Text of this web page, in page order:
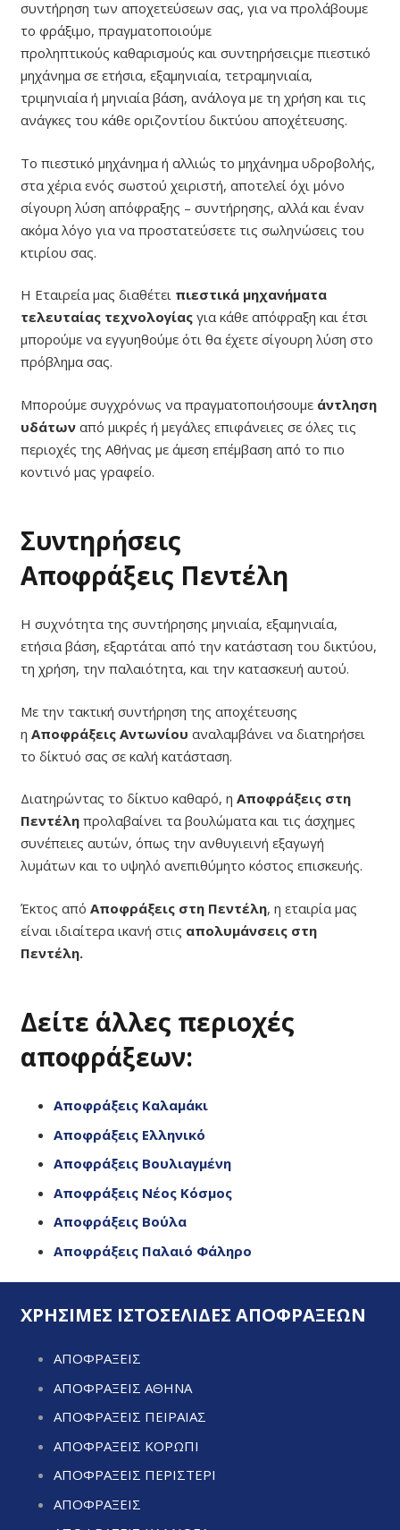
συντήρηση των αποχετεύσεων σας, για να προλάβουμε
το φράξιμο, πραγματοποιούμε
προληπτικούς καθαρισμούς και συντηρήσειςμε πιεστικό
μηχάνημα σε ετήσια, εξαμηνιαία, τετραμηνιαία,
τριμηνιαία ή μηνιαία βάση, ανάλογα με τη χρήση και τις
ανάγκες του κάθε οριζοντίου δικτύου αποχέτευσης.
Το πιεστικό μηχάνημα ή αλλιώς το μηχάνημα υδροβολής,
στα χέρια ενός σωστού χειριστή, αποτελεί όχι μόνο
σίγουρη λύση απόφραξης – συντήρησης, αλλά και έναν
ακόμα λόγο για να προστατεύσετε τις σωληνώσεις του
κτιρίου σας.
Η Εταιρεία μας διαθέτει πιεστικά μηχανήματα
τελευταίας τεχνολογίαςγια κάθε απόφραξη και έτσι
μπορούμε να εγγυηθούμε ότι θα έχετε σίγουρη λύση στο
πρόβλημα σας.
Μπορούμε συγχρόνως να πραγματοποιήσουμε άντληση
υδάτων από μικρές ή μεγάλες επιφάνειες σε όλες τις
περιοχές της Αθήνας με άμεση επέμβαση από το πιο
κοντινό μας γραφείο.
Συντηρήσεις
Αποφράξεις Πεντέλη
Η συχνότητα της συντήρησης μηνιαία, εξαμηνιαία,
ετήσια βάση, εξαρτάται από την κατάσταση του δικτύου,
τη χρήση, την παλαιότητα, και την κατασκευή αυτού.
Με την τακτική συντήρηση της αποχέτευσης
η Αποφράξεις Αντωνίου αναλαμβάνει να διατηρήσει
το δίκτυό σας σε καλή κατάσταση.
Διατηρώντας το δίκτυο καθαρό, η Αποφράξεις στη
Πεντέληπρολαβαίνει τα βουλώματα και τις άσχημες
συνέπειες αυτών, όπως την ανθυγιεινή εξαγωγή
λυμάτων και το υψηλό ανεπιθύμητο κόστος επισκευής.
Έκτος από Αποφράξεις στη Πεντέλη, η εταιρία μας
είναι ιδιαίτερα ικανή στις απολυμάνσεις στη
Πεντέλη.
Δείτε άλλες περιοχές
αποφράξεων:
Αποφράξεις Καλαμάκι
Αποφράξεις Ελληνικό
Αποφράξεις Βουλιαγμένη
Αποφράξεις Νέος Κόσμος
Αποφράξεις Βούλα
Αποφράξεις Παλαιό Φάληρο
ΧΡΗΣΙΜΕΣ ΙΣΤΟΣΕΛΙΔΕΣ ΑΠΟΦΡΑΞΕΩΝ
ΑΠΟΦΡΑΞΕΙΣ
ΑΠΟΦΡΑΞΕΙΣ ΑΘΗΝΑ
ΑΠΟΦΡΑΞΕΙΣ ΠΕΙΡΑΙΑΣ
ΑΠΟΦΡΑΞΕΙΣ ΚΟΡΩΠΙ
ΑΠΟΦΡΑΞΕΙΣ ΠΕΡΙΣΤΕΡΙ
ΑΠΟΦΡΑΞΕΙΣ